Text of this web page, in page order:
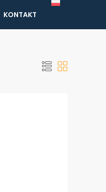
KONTAKT